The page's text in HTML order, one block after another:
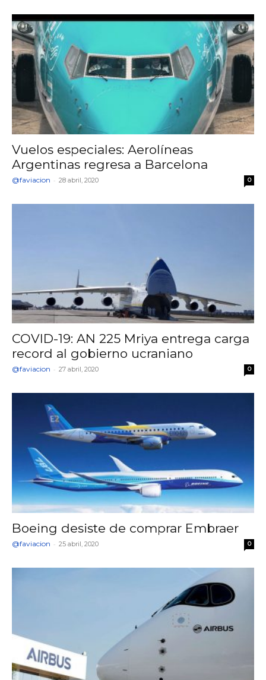
Vuelos especiales: Aerolíneas
Argentinas regresa a Barcelona
@faviacion - 28 abril, 2020 0
COVID-19: AN 225 Mriya entrega carga
record al gobierno ucraniano
@faviacion - 27 abril, 2020 0
Boeing desiste de comprar Embraer
@faviacion - 25 abril, 2020 0